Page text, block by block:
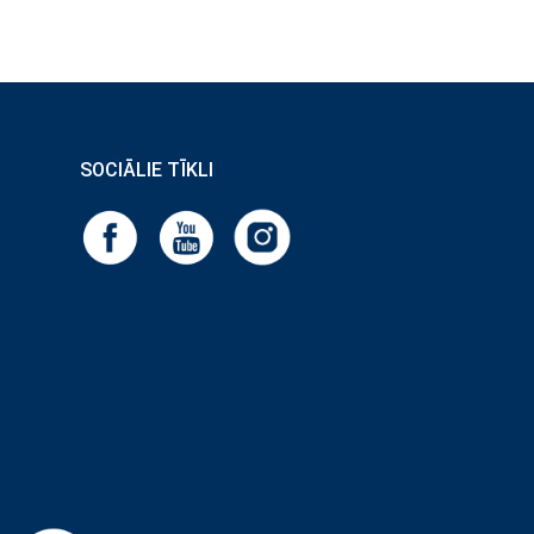
SOCIĀLIE TĪKLI